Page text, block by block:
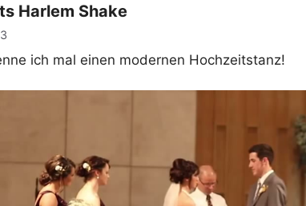
Harlem Shake
ich mal einen modernen Hochzeitstanz!